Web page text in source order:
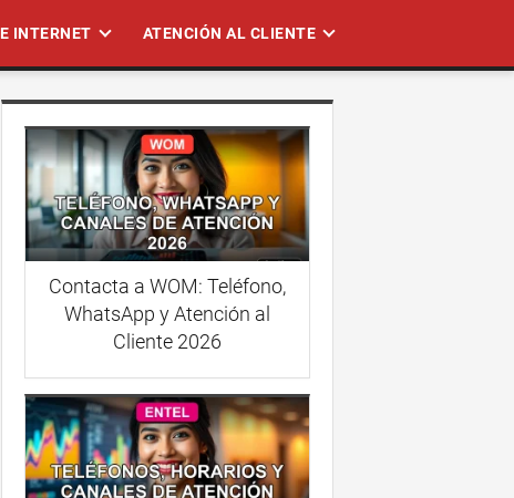
INTERNET ATENCIÓN AL CLIENTE
Contacta a WOM: Teléfono,
WhatsApp y Atención al
Cliente 2026